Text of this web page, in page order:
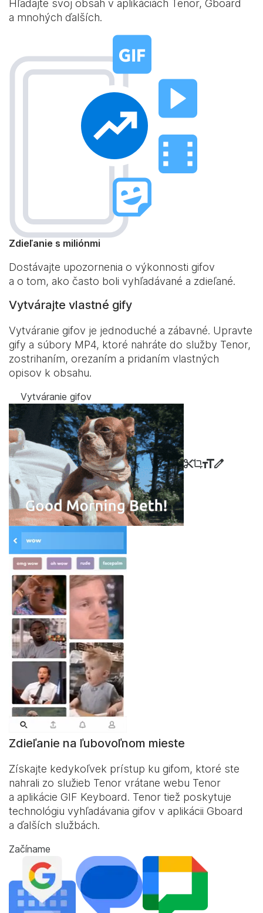
Hľadajte svoj obsah v aplikáciách Tenor, Gboard
a mnohých ďalších.
Zdieľanie s miliónmi
Dostávajte upozornenia o výkonnosti gifov
a o tom, ako často boli vyhľadávané a zdieľané.
Vytvárajte vlastné gify
Vytváranie gifov je jednoduché a zábavné. Upravte
gify a súbory MP4, ktoré nahráte do služby Tenor,
zostrihaním, orezaním a pridaním vlastných
opisov k obsahu.
Vytváranie gifov
Zdieľanie na ľubovoľnom mieste
Získajte kedykoľvek prístup ku gifom, ktoré ste
nahrali zo služieb Tenor vrátane webu Tenor
a aplikácie GIF Keyboard. Tenor tiež poskytuje
technológiu vyhľadávania gifov v aplikácii Gboard
a ďalších službách.
Začíname